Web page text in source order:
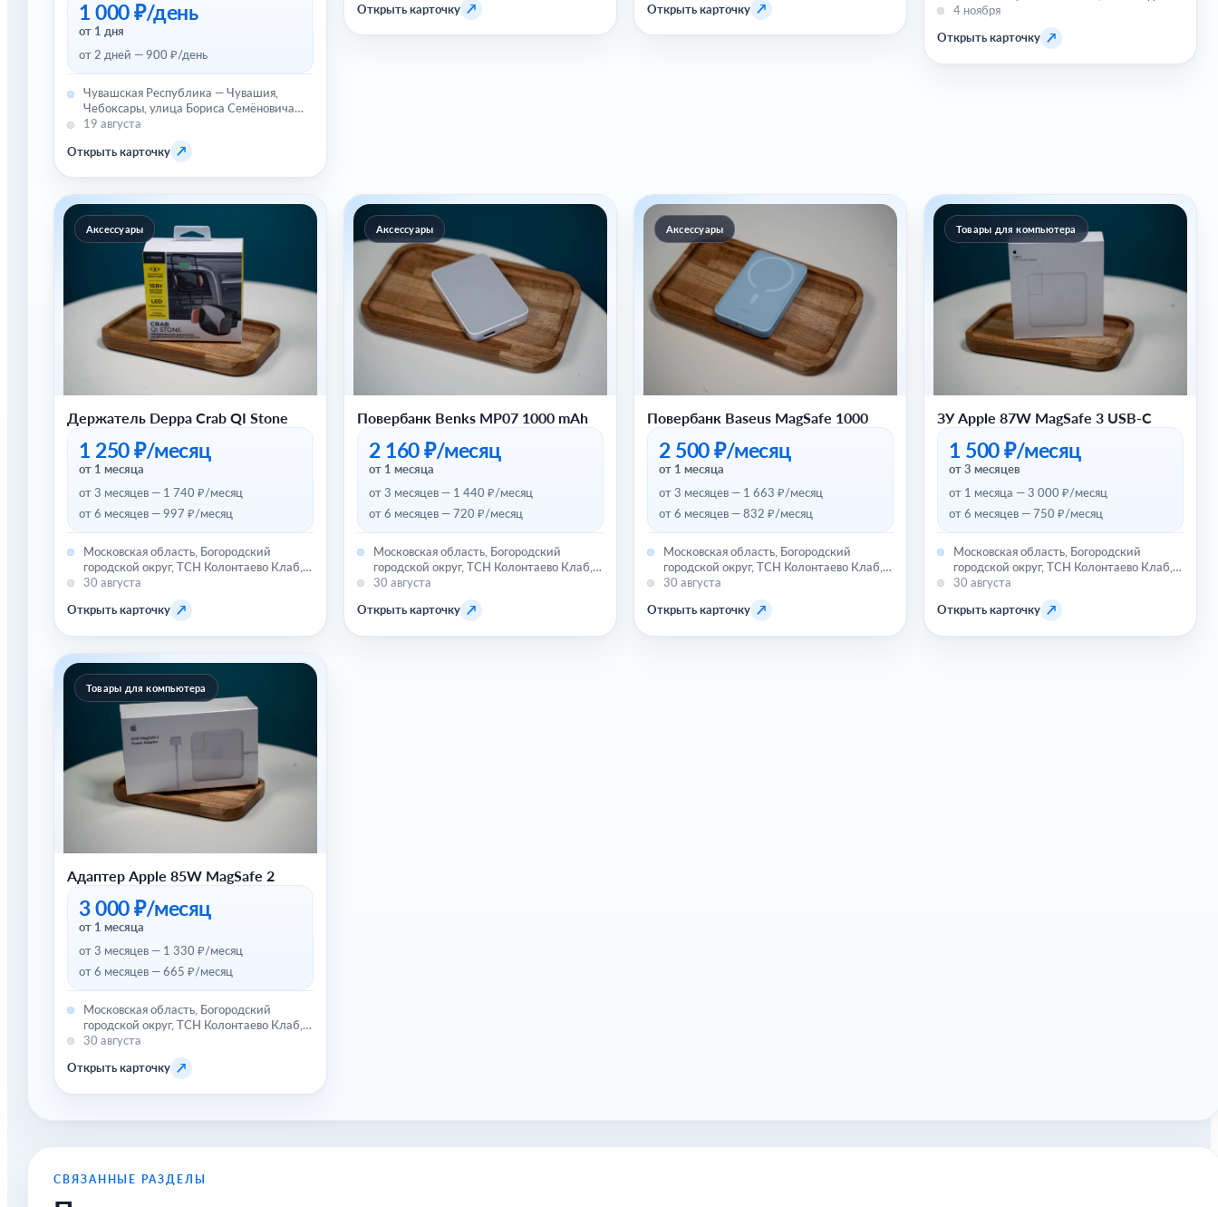
1 000 ₽/день
от 1 дня
от 2 дней — 900 ₽/день
Чувашская Республика — Чувашия,
Чебоксары, улица Бориса Семёновича
Маркова, 12
19 августа
Открыть карточку ↗
Открыть карточку ↗
Открыть карточку ↗
Settlement of Novoivanovskoe, Zapadnaya
4 ноября
Открыть карточку ↗
Аксессуары
Держатель Deppa Crab QI Stone
1 250 ₽/месяц
от 1 месяца
от 3 месяцев — 1 740 ₽/месяц
от 6 месяцев — 997 ₽/месяц
Московская область, Богородский
городской округ, ТСН Колонтаево Клаб,
улица Комарова, 43
30 августа
Открыть карточку ↗
Аксессуары
Повербанк Benks MP07 1000 mAh
2 160 ₽/месяц
от 1 месяца
от 3 месяцев — 1 440 ₽/месяц
от 6 месяцев — 720 ₽/месяц
Московская область, Богородский
городской округ, ТСН Колонтаево Клаб,
улица Комарова, 43
30 августа
Открыть карточку ↗
Аксессуары
Повербанк Baseus MagSafe 1000
2 500 ₽/месяц
от 1 месяца
от 3 месяцев — 1 663 ₽/месяц
от 6 месяцев — 832 ₽/месяц
Московская область, Богородский
городской округ, ТСН Колонтаево Клаб,
улица Комарова, 43
30 августа
Открыть карточку ↗
Товары для компьютера
ЗУ Apple 87W MagSafe 3 USB-C
1 500 ₽/месяц
от 3 месяцев
от 1 месяца — 3 000 ₽/месяц
от 6 месяцев — 750 ₽/месяц
Московская область, Богородский
городской округ, ТСН Колонтаево Клаб,
улица Комарова, 43
30 августа
Открыть карточку ↗
Товары для компьютера
Адаптер Apple 85W MagSafe 2
3 000 ₽/месяц
от 1 месяца
от 3 месяцев — 1 330 ₽/месяц
от 6 месяцев — 665 ₽/месяц
Московская область, Богородский
городской округ, ТСН Колонтаево Клаб,
улица Комарова, 43
30 августа
Открыть карточку ↗
СВЯЗАННЫЕ РАЗДЕЛЫ